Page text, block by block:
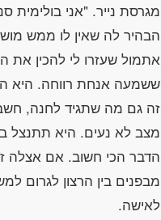
מגרסת נייר. "אני
הבהיר לה שאין לו ממש
אתמול שעזרו לי להכין
ששמעה אנחת רווחה. היא
זה גם מה שתגיד לחנה,
מצב לא נעים. היא תתנצל
הדבר הכי חשוב. אם אצלה
מבפנים בין הרצון לגרום